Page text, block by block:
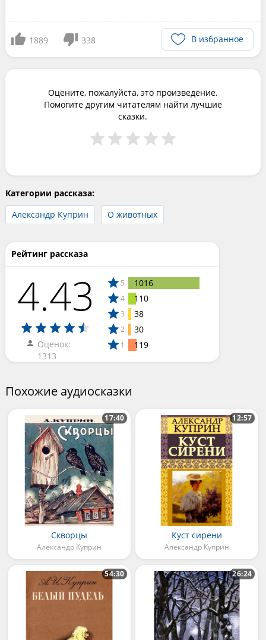
1889 338 В избранное
Оцените, пожалуйста, это произведение.
Помогите другим читателям найти лучшие
сказки.
Категории рассказа:
Александр Куприн
О животных
Рейтинг рассказа
4.43
Оценок:
1313
5 1016
4 110
3 38
2 30
1 119
Похожие аудиосказки
Скворцы
Александр Куприн
17:40
Куст сирени
Александр Куприн
12:57
54:30 26:24